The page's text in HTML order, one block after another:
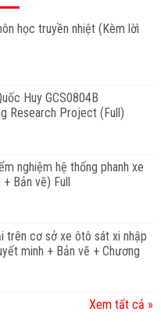
học truyền nhiệt (Kèm lờì
Huy GCS0804B
Research Project (Full)
nghiệm hệ thống phanh xe
Bản vẽ) Full
trên cơ sở xe ôtô sát xi nhập
minh + Bản vẽ + Chương
Xem tất cả »